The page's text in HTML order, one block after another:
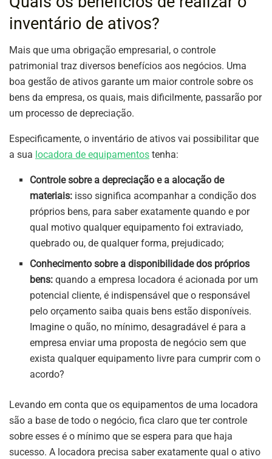
inventário de ativos?
Mais que uma obrigação empresarial, o controle
patrimonial traz diversos benefícios aos negócios. Uma
boa gestão de ativos garante um maior controle sobre os
bens da empresa, os quais, mais dificilmente, passarão por
um processo de depreciação.
Especificamente, o inventário de ativos vai possibilitar que
a sua locadora de equipamentos tenha:
Controle sobre a depreciação e a alocação de
materiais: isso significa acompanhar a condição dos
próprios bens, para saber exatamente quando e por
qual motivo qualquer equipamento foi extraviado,
quebrado ou, de qualquer forma, prejudicado;
Conhecimento sobre a disponibilidade dos próprios
bens:quando a empresa locadora é acionada por um
potencial cliente, é indispensável que o responsável
pelo orçamento saiba quais bens estão disponíveis.
Imagine o quão, no mínimo, desagradável é para a
empresa enviar uma proposta de negócio sem que
exista qualquer equipamento livre para cumprir com o
acordo?
Levando em conta que os equipamentos de uma locadora
são a base de todo o negócio, fica claro que ter controle
sobre esses é o mínimo que se espera para que haja
sucesso. A locadora precisa saber exatamente qual o ativo